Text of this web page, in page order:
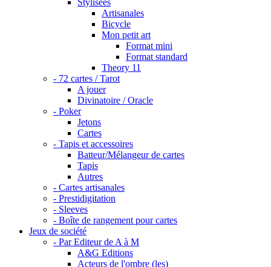
Stylisées
Artisanales
Bicycle
Mon petit art
Format mini
Format standard
Theory 11
- 72 cartes / Tarot
A jouer
Divinatoire / Oracle
- Poker
Jetons
Cartes
- Tapis et accessoires
Batteur/Mélangeur de cartes
Tapis
Autres
- Cartes artisanales
- Prestidigitation
- Sleeves
- Boîte de rangement pour cartes
Jeux de société
- Par Editeur de A à M
A&G Editions
Acteurs de l'ombre (les)